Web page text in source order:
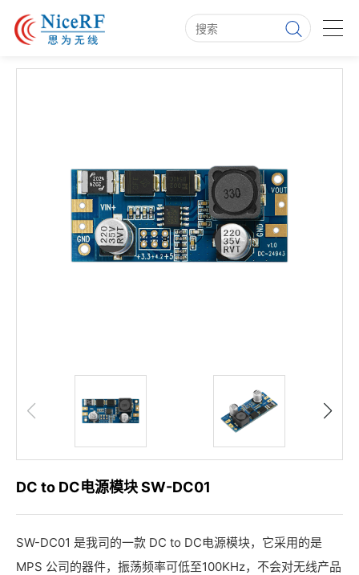
DC to DC电源模块 SW-DC01
SW-DC01 是我司的一款 DC to DC电源模块，它采用的是
MPS 公司的器件，振荡频率可低至100KHz，不会对无线产品